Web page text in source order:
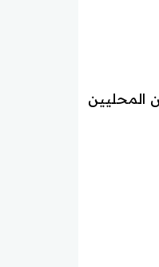
زائر، من المحليين